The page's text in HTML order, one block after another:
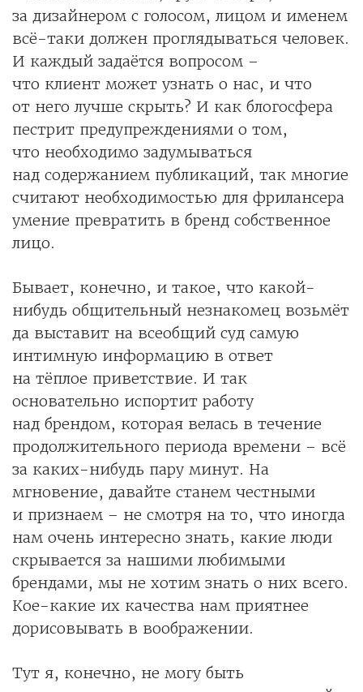
за дизайнером с голосом, лицом и именем
всё-таки должен проглядываться человек.
И каждый задаётся вопросом –
что клиент может узнать о нас, и что
от него лучше скрыть? И как блогосфера
пестрит предупреждениями о том,
что необходимо задумываться
над содержанием публикаций, так многие
считают необходимостью для фрилансера
умение превратить в бренд собственное
лицо.
Бывает, конечно, и такое, что какой-
нибудь общительный незнакомец возьмёт
да выставит на всеобщий суд самую
интимную информацию в ответ
на тёплое приветствие. И так
основательно испортит работу
над брендом, которая велась в течение
продолжительного периода времени – всё
за каких-нибудь пару минут. На
мгновение, давайте станем честными
и признаем – не смотря на то, что иногда
нам очень интересно знать, какие люди
скрывается за нашими любимыми
брендами, мы не хотим знать о них всего.
Кое-какие их качества нам приятнее
дорисовывать в воображении.
Тут я, конечно, не могу быть